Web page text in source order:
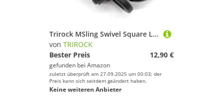
Trirock MSling Swivel Square Loop with Push Button QD Base & Sling Mount with a Hole for Snap Clip Hook Spring
von TRIROCK
Bester Preis
12,90 €
gefunden bei Amazon
zuletzt überprüft am 27.09.2025 um 00:03; der
Preis kann sich seitdem geändert haben.
Keine weiteren Anbieter